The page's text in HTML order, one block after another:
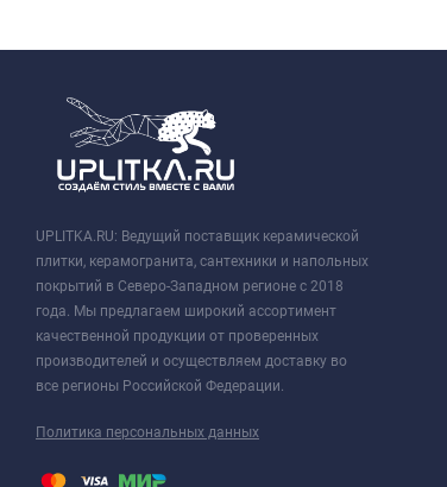
UPLITKA.RU: Ведущий поставщик керамической
плитки, керамогранита, сантехники и напольных
покрытий в Северо-Западном регионе с 2018
года. Мы предлагаем широкий ассортимент
качественной продукции от проверенных
производителей и осуществляем доставку во
все регионы Российской Федерации.
Политика персональных данных